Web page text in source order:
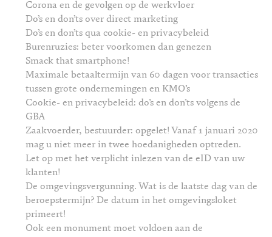
Corona en de gevolgen op de werkvloer
Do’s en don’ts over direct marketing
Do’s en don’ts qua cookie- en privacybeleid
Burenruzies: beter voorkomen dan genezen
Smack that smartphone!
Maximale betaaltermijn van 60 dagen voor transacties
tussen grote ondernemingen en KMO’s
Cookie- en privacybeleid: do’s en don’ts volgens de
GBA
Zaakvoerder, bestuurder: opgelet! Vanaf 1 januari 2020
mag u niet meer in twee hoedanigheden optreden.
Let op met het verplicht inlezen van de eID van uw
klanten!
De omgevingsvergunning. Wat is de laatste dag van de
beroepstermijn? De datum in het omgevingsloket
primeert!
Ook een monument moet voldoen aan de